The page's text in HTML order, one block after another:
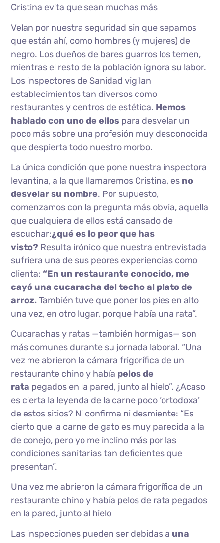
Cristina evita que sean muchas más
Velan por nuestra seguridad sin que sepamos
que están ahí, como hombres (y mujeres) de
negro. Los dueños de bares guarros los temen,
mientras el resto de la población ignora su labor.
Los inspectores de Sanidad vigilan
establecimientos tan diversos como
restaurantes y centros de estética. Hemos
hablado con uno de ellos para desvelar un
poco más sobre una profesión muy desconocida
que despierta todo nuestro morbo.
La única condición que pone nuestra inspectora
levantina, a la que llamaremos Cristina, es no
desvelar su nombre. Por supuesto,
comenzamos con la pregunta más obvia, aquella
que cualquiera de ellos está cansado de
escuchar:¿qué es lo peor que has
visto? Resulta irónico que nuestra entrevistada
sufriera una de sus peores experiencias como
clienta:“En un restaurante conocido, me
cayó una cucaracha del techo al plato de
arroz.También tuve que poner los pies en alto
una vez, en otro lugar, porque había una rata”.
Cucarachas y ratas —también hormigas— son
más comunes durante su jornada laboral. “Una
vez me abrieron la cámara frigorífica de un
restaurante chino y había pelos de
rata pegados en la pared, junto al hielo”. ¿Acaso
es cierta la leyenda de la carne poco ‘ortodoxa’
de estos sitios? Ni confirma ni desmiente: “Es
cierto que la carne de gato es muy parecida a la
de conejo, pero yo me inclino más por las
condiciones sanitarias tan deficientes que
presentan”.
Una vez me abrieron la cámara frigorífica de un
restaurante chino y había pelos de rata pegados
en la pared, junto al hielo
Las inspecciones pueden ser debidas a una